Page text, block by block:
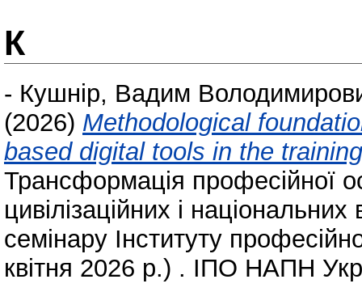
К
- Кушнір, Вадим
(2026) Methodological
based digital tools in the
Трансформація професійної
цивілізаційних і
семінару Інституту
квітня 2026 р.) . ІПО НАПН